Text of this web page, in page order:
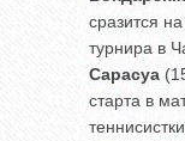
сразится
турнира в
Сарасуа
старта в